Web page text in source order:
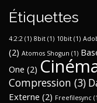
Étiquettes
4:2:2 (1) 8bit (1) 10bit (1)
(2) Atomos Shogun (1)
One (2)
Compression (3)
Externe (2) Freefilesync